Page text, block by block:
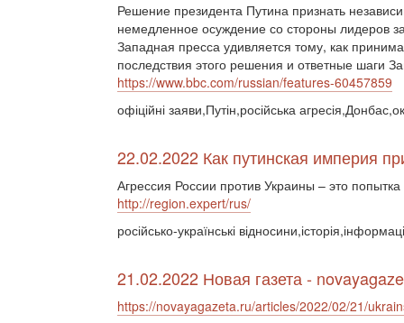
Решение президента Путина признать
немедленное осуждение со стороны лидеров
Западная пресса удивляется тому, как
последствия этого решения и ответные шаги
https://www.bbc.com/russian/features-60457859
офіційні заяви,Путін,російська
22.02.2022 Как путинская империя
Агрессия России против Украины – это
http://region.expert/rus/
російсько-українські
21.02.2022 Новая газета -
https://novayagazeta.ru/articles/2022/02/21/